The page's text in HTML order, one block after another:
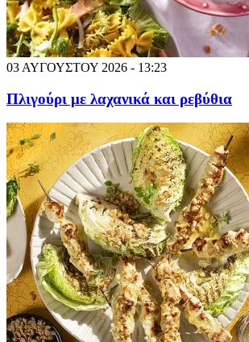
03 ΑΥΓΟΥΣΤΟΥ 2026 - 13:23
Πλιγούρι με λαχανικά και ρεβύθια